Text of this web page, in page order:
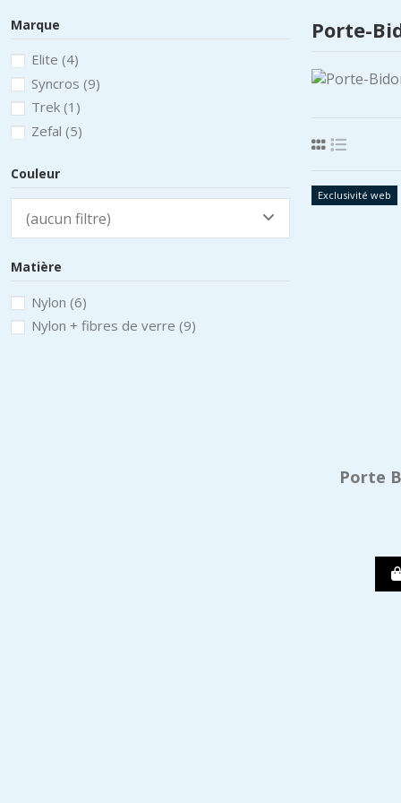
Porte-
Exclusivité web
Porte
Marque
Elite (4)
Syncros (9)
Trek (1)
Zefal (5)
Couleur
(aucun filtre)
Matière
Nylon (6)
Nylon + fibres de verre (9)